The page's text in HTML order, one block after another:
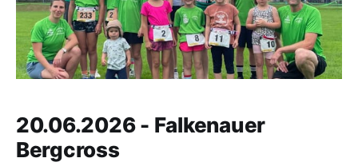
20.06.2026 - Falkenauer
Bergcross